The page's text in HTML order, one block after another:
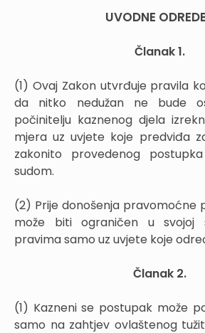
UVODNE
Članak 1.
(1) Ovaj Zakon utvrđuje pravila
da nitko nedužan ne bude
počinitelju kaznenog djela
mjera uz uvjete koje predviđa
zakonito provedenog
sudom.
(2) Prije donošenja pravomoćne
može biti ograničen u svojoj
pravima samo uz uvjete koje
Članak 2.
(1) Kazneni se postupak može
samo na zahtjev ovlaštenog